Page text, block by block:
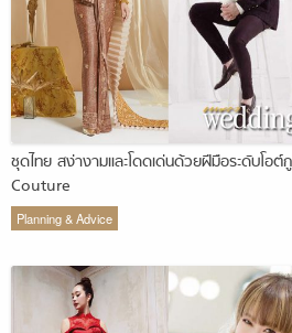
ชุดไทย สง่างามและโดดเด่นด้วยฝีมือระดับโอ
Couture
Planning & Advice